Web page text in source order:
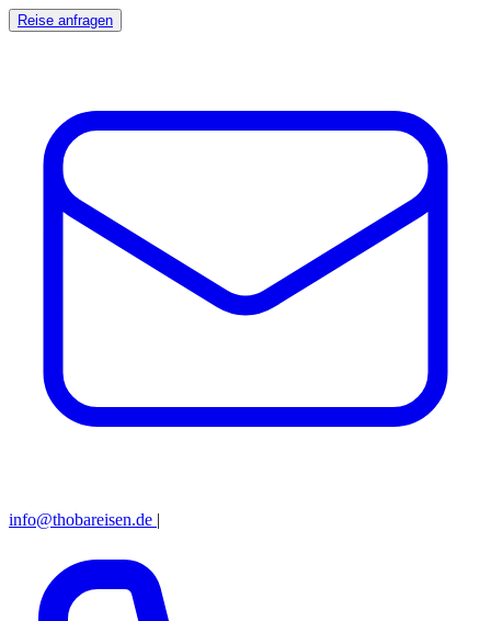
Reise anfragen
info@thobareisen.de |